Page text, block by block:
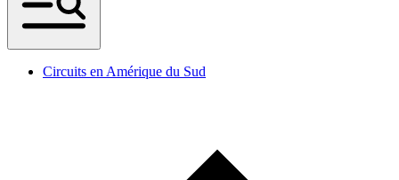
Circuits en Amérique du Sud